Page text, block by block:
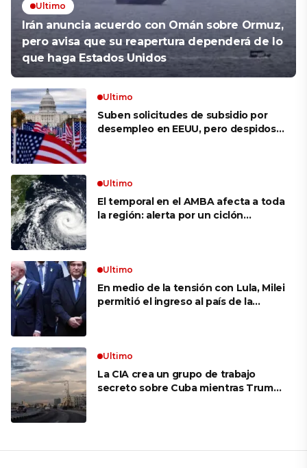
Ultimo
Irán anuncia acuerdo con Omán sobre Ormuz,
pero avisa que su reapertura dependerá de lo
que haga Estados Unidos
Ultimo
Suben solicitudes de subsidio por
desempleo en EEUU, pero despidos
Ultimo
El temporal en el AMBA afecta a toda
la región: alerta por un ciclón
Ultimo
En medio de la tensión con Lula, Milei
permitió el ingreso al país de la
Ultimo
La CIA crea un grupo de trabajo
secreto sobre Cuba mientras Trump